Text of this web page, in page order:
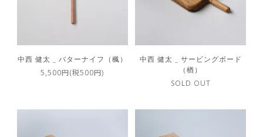
中西 健太 _ バターナイフ（楓）
5,500円(税500円)
中西 健太 _ サービングボード
（楢）
SOLD OUT